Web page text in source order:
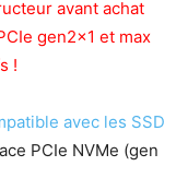
avant achat
gen2x1 et max
!
avec les SSD
PCIe NVMe (gen